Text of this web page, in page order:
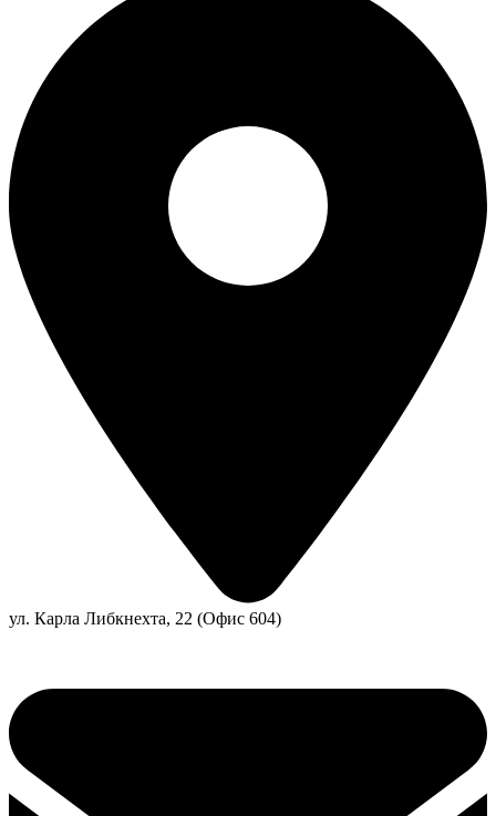
ул. Карла Либкнехта, 22 (Офис 604)